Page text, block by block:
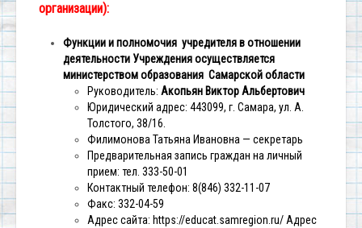
организации):
Функции и полномочия учредителя в отношении
деятельности Учреждения осуществляется
министерством образования Самарской области
Руководитель: Акопьян Виктор Альбертович
Юридический адрес: 443099, г. Самара, ул. А.
Толстого, 38/16.
Филимонова Татьяна Ивановна — секретарь
Предварительная запись граждан на личный
прием: тел. 333-50-01
Контактный телефон: 8(846) 332-11-07
Факс: 332-04-59
Адрес сайта: https://educat.samregion.ru/Адрес